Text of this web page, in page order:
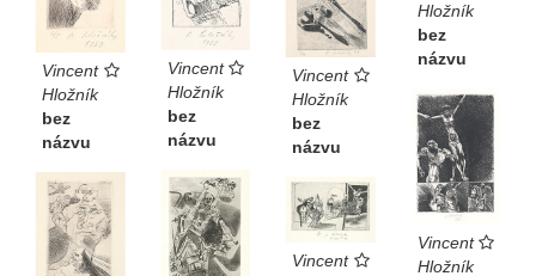
Vincent
Hložník
bez
názvu
Vincent
Hložník
bez
názvu
Vincent
Hložník
bez
názvu
Hložník
bez
názvu
Vincent
Hložník
Vincent